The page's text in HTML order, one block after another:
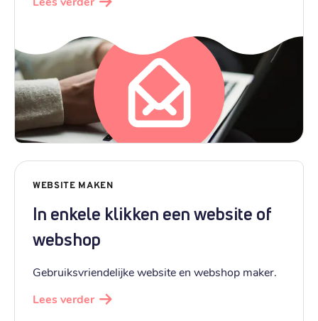
WEBSITE MAKEN
In enkele klikken een website of
webshop
Gebruiksvriendelijke website en webshop maker.
Lees verder